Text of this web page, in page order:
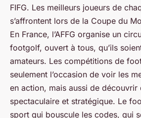
FIFG. Les meilleurs joueurs de
s’affrontent lors de la Coupe du
En France, l’AFFG organise un
footgolf, ouvert à tous, qu’ils
amateurs. Les compétitions de
seulement l’occasion de voir les
en action, mais aussi de découvrir
spectaculaire et stratégique. Le
sport qui bouscule les codes, qui